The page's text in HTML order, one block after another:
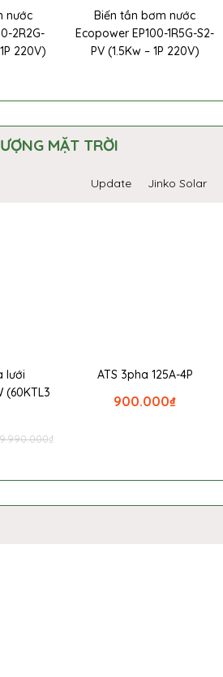
nước
2R2G-
220V)
Biến tần bơm nước
Ecopower EP100-1R5G-S2-
PV (1.5Kw – 1P 220V)
MẶT TRỜI
Update Jinko Solar
lưới
(60KTL3
₫
ATS 3pha 125A-4P
₫
900.000